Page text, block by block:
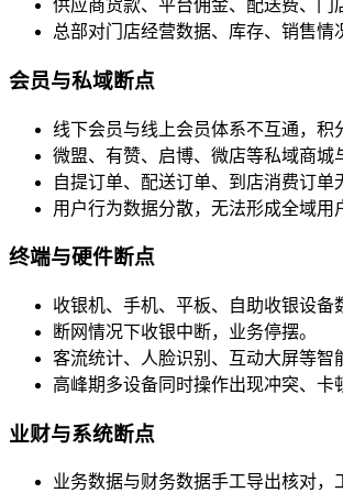
供应商货款、平台佣金、配送费、门
总部对门店经营数据、库存、销售情
会员与私域断点
线下会员与线上会员体系不互通，积
微盟、有赞、启博、微店等私域商城
自提订单、配送订单、到店消费订单
用户行为数据分散，无法形成全域用
终端与硬件断点
收银机、手机、平板、自助收银设备
断网情况下收银中断，业务停摆。
客流统计、人脸识别、互动大屏等智
高峰期多设备同时操作出现冲突、卡
业财与系统断点
业务数据与财务数据手工导出核对，